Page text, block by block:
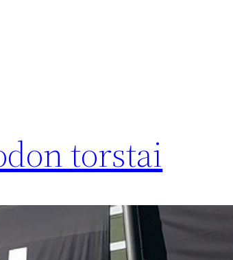
torstai